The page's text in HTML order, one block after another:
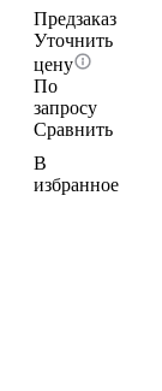
Предзаказ
Уточнить
цену
По
запросу
Сравнить
В
избранное